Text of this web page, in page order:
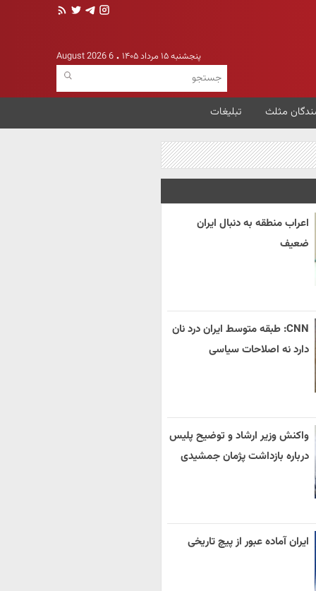
پنجشنبه ۱۵ مرداد ۱۴۰۵ 6 August 2026
مثلث تبلیغات
اعراب منطقه به دنبال ایران
ضعیف
CNN: طبقه متوسط ایران درد نان
دارد نه اصلاحات سیاسی
واکنش وزیر ارشاد و توضیح پلیس
درباره بازداشت پژمان جمشیدی
ایران آماده عبور از پیچ تاریخی